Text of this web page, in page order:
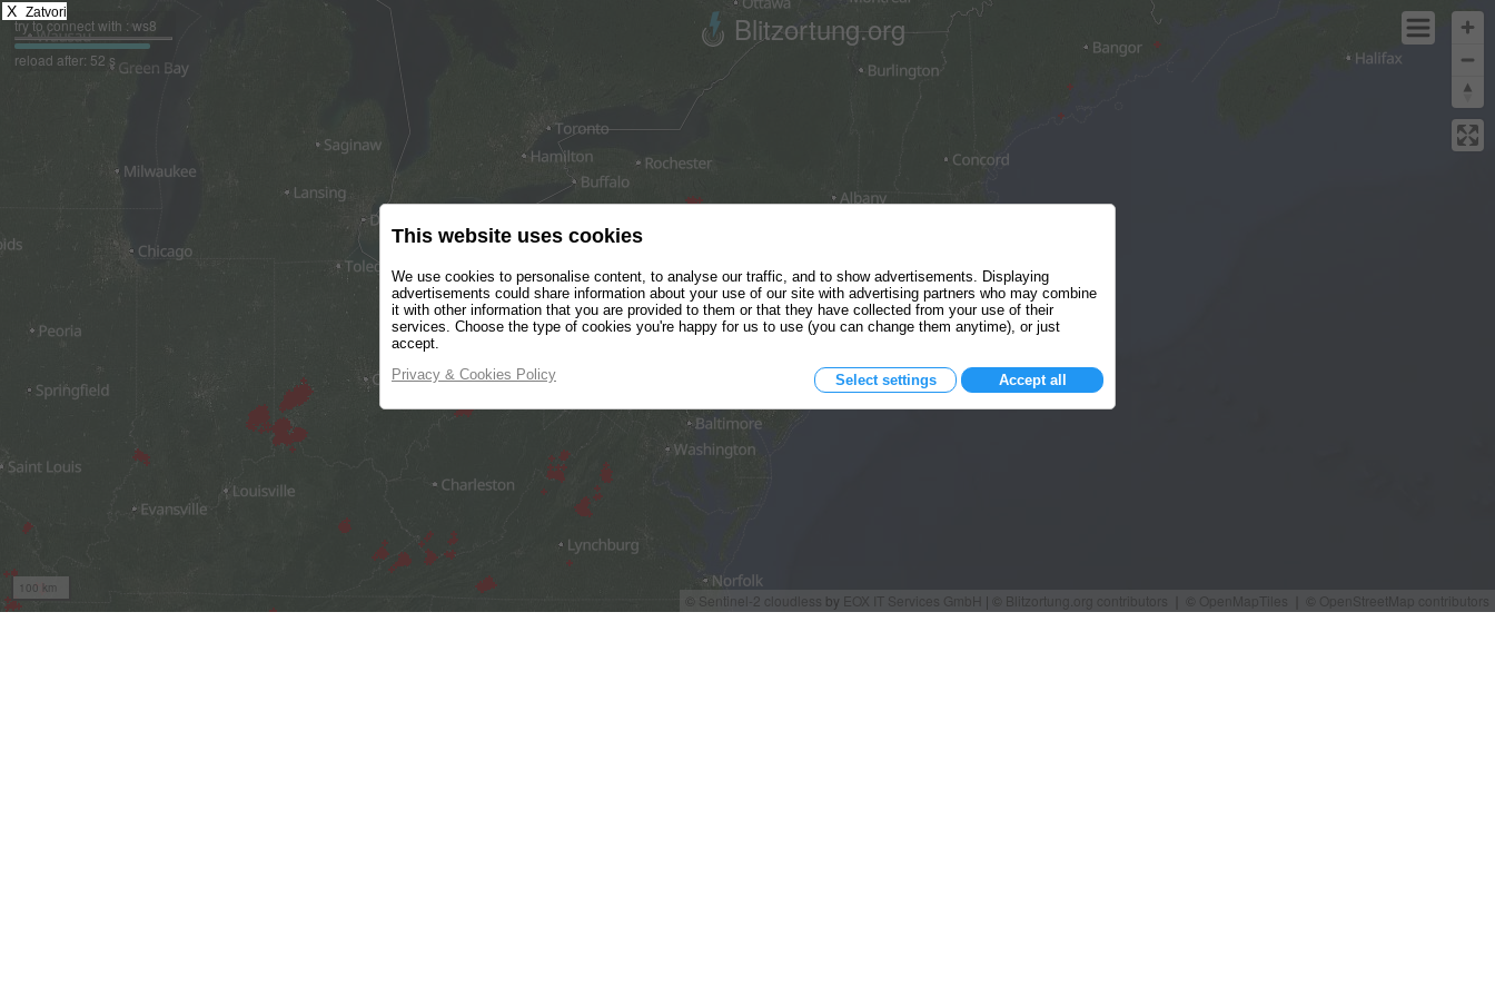
X Zatvori